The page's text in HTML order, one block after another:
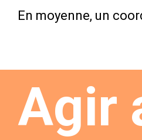
En moyenne, un
Agir